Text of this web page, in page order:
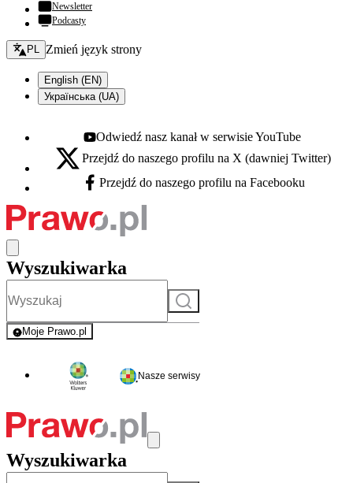
Newsletter
Podcasty
Zmień język - bieżący:
PL Zmień język strony
English (EN)
Українська (UA)
Youtube - otwiera się w nowej karcie
Odwiedź nasz kanał w serwisie YouTube
X - otwiera się w nowej karcie
Przejdź do naszego profilu na X (dawniej Twitter)
Facebook - otwiera się w nowej karcie
Przejdź do naszego profilu na Facebooku
Wyszukiwarka
Szukaj
Moje Prawo.pl
- rejestracja i logowanie do serwisu
Nasze serwisy
Wyszukiwarka